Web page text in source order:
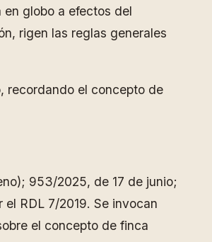
globo a efectos del
rigen las reglas generales
recordando el concepto de
953/2025, de 17 de junio;
RDL 7/2019. Se invocan
el concepto de finca